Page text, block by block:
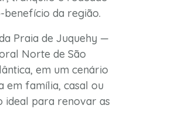
da região.
Praia de Juquehy —
Norte de São
em um cenário
em família, casal ou
ideal para renovar as